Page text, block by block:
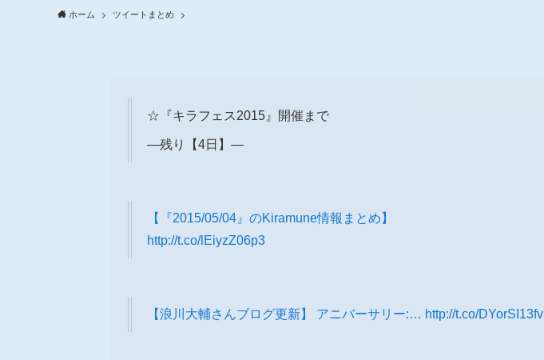
ホーム ツイートまとめ
☆『キラフェス2015』開催まで
―残り【4日】―
【『2015/05/04』のKiramune情報まとめ】
http://t.co/lEiyzZ06p3
【浪川大輔さんブログ更新】 アニバーサリー:… http://t.co/DYorSI13fv